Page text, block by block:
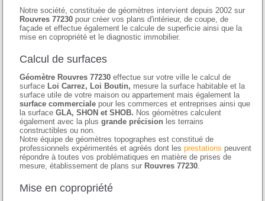
Notre société, constituée de géomètres intervient depuis 2002 sur
Rouvres 77230 pour créer vos plans d'intérieur, de coupe, de
façade et effectue également le calcule de superficie ainsi que la
mise en copropriété et le diagnostic immobilier.
Calcul de surfaces
Géomètre Rouvres 77230 effectue sur votre ville le calcul de
surface Loi Carrez, Loi Boutin, mesure la surface habitable et la
surface utile de votre maison ou appartement mais également la
surface commerciale pour les commerces et entreprises ainsi que
la surfaceGLA, SHON et SHOB. Nos géomètres calculent
également avec la plusgrande précision les terrains
constructibles ou non.
Notre équipe de géomètres topographes est constitué de
professionnels expérimentés et agréés dont lesprestations peuvent
répondre à toutes vos problématiques en matière de prises de
mesure, établissement de plans sur Rouvres 77230.
Mise en copropriété